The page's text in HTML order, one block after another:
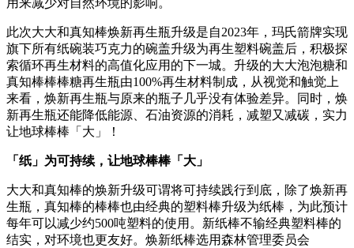
用来减少对自然环境的影响。
此次大大和真知棒焕新再生瓶升级是自2023年，玛氏箭牌实现
旗下所有纸碗装巧克力的碗盖升级为再生塑料碗盖后，积极探
索循环再生材料的高值化应用的下一城。升级的大大泡泡糖和
真知棒棒棒糖再生瓶由100%再生材料制成，从视觉和触觉上
来看，焕新再生瓶与原来的瓶子几乎没有体验差异。同时，焕
新再生瓶还能降低能源、石油资源的消耗，减塑又减碳，实力
让地球棒棒「大」！
「纸」 为可持续，让地球棒棒「大」
大大和真知棒的焕新升级可谓将可持续践行到底，除了焕新再
生瓶，真知棒的棒棒也由经典的塑料棒升级为纸棒，为此预计
每年可以减少约500吨塑料的使用。新纸棒不输经典塑料棒的
结实，对环境也更友好。焕新纸棒选用森林管理委员会